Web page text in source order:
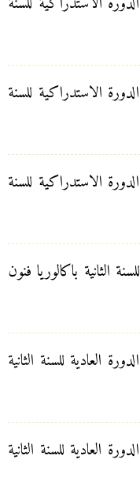
الاستدراكية للسنة
الاستدراكية للسنة
الثانية باكالوريا فنون
العادية للسنة الثانية
العادية للسنة الثانية